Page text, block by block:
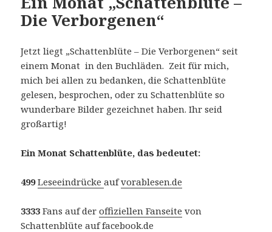
Die Verborgenen“
Jetzt liegt „Schattenblüte – Die Verborgenen“ seit
einem Monat in den Buchläden. Zeit für mich,
mich bei allen zu bedanken, die Schattenblüte
gelesen, besprochen, oder zu Schattenblüte so
wunderbare Bilder gezeichnet haben. Ihr seid
großartig!
Ein Monat Schattenblüte, das bedeutet:
499 Leseeindrückeaufvorablesen.de
3333 Fans auf deroffiziellen Fanseite von
Schattenblüte auf facebook.de